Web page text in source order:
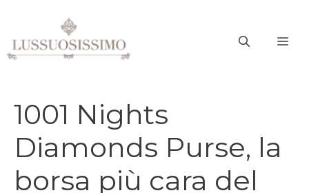
contenuto
1001 Nights
Diamonds Purse, la
borsa più cara del